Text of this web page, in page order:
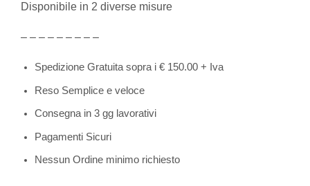
Disponibile in 2 diverse misure
– – – – – – – – –
Spedizione Gratuita sopra i € 150.00 + Iva
Reso Semplice e veloce
Consegna in 3 gg lavorativi
Pagamenti Sicuri
Nessun Ordine minimo richiesto